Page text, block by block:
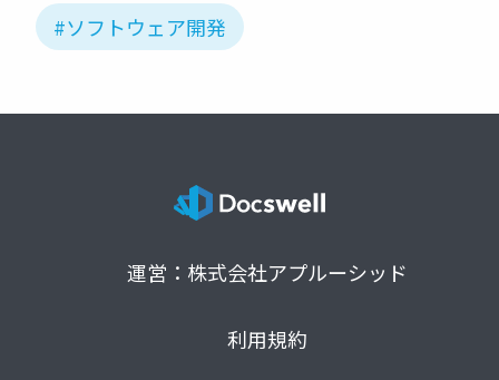
#ソフトウェア開発
運営：株式会社アプルーシッド
利用規約